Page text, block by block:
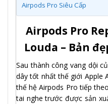
Airpods Pro Siêu Cấp
Airpods Pro
Louda – Bản
Sau thành công vang dội
dây tốt nhất thế giới Apple
thế hệ Airpods Pro tiếp
tai nghe trước được sản